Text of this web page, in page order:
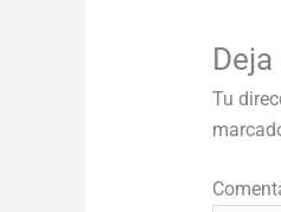
Tu